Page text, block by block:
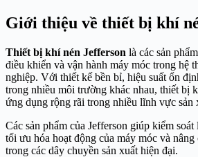
Giới thiệu về thiết bị khí
Thiết bị khí nén Jefferson là các sản
điều khiển và vận hành máy móc trong hệ
nghiệp. Với thiết kế bền bỉ, hiệu suất ổn
trong nhiều môi trường khác nhau, thiết bị
ứng dụng rộng rãi trong nhiều lĩnh vực sản
Các sản phẩm của Jefferson giúp kiểm
tối ưu hóa hoạt động của máy móc và nâng
trong các dây chuyền sản xuất hiện đại.